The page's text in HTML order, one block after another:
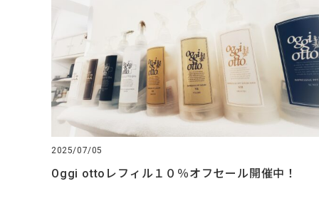
2025/07/05
Oggi ottoレフィル１０％オフセール開催中！